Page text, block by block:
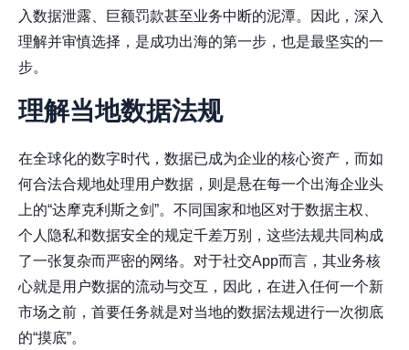
入数据泄露、巨额罚款甚至业务中断的泥潭。因此，深入
理解并审慎选择，是成功出海的第一步，也是最坚实的一
步。
理解当地数据法规
在全球化的数字时代，数据已成为企业的核心资产，而如
何合法合规地处理用户数据，则是悬在每一个出海企业头
上的“达摩克利斯之剑”。不同国家和地区对于数据主权、
个人隐私和数据安全的规定千差万别，这些法规共同构成
了一张复杂而严密的网络。对于社交App而言，其业务核
心就是用户数据的流动与交互，因此，在进入任何一个新
市场之前，首要任务就是对当地的数据法规进行一次彻底
的“摸底”。